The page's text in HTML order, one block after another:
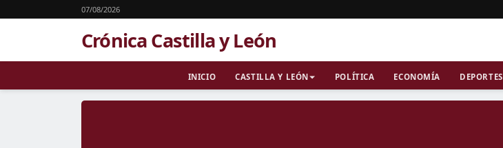
07/08/2026
Crónica Castilla y León
INICIO CASTILLA Y LEÓN POLÍTICA ECONOMÍA DEPORTES